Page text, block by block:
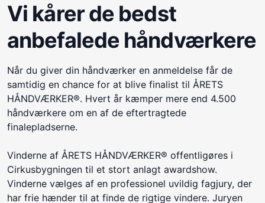
Vi kårer de bedst
anbefalede håndværkere
Når du giver din håndværker en anmeldelse får de
samtidig en chance for at blive finalist til ÅRETS
HÅNDVÆRKER®. Hvert år kæmper mere end 4.500
håndværkere om en af de eftertragtede
finalepladserne.
Vinderne af ÅRETS HÅNDVÆRKER® offentligøres i
Cirkusbygningen til et stort anlagt awardshow.
Vinderne vælges af en professionel uvildig fagjury, der
har frie hænder til at finde de rigtige vindere. Juryen